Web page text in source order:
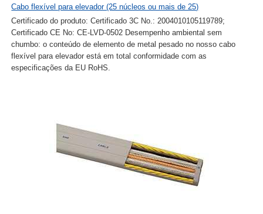
Cabo flexível para elevador (25 núcleos ou mais de 25)
Certificado do produto: Certificado 3C No.: 2004010105119789;
Certificado CE No: CE-LVD-0502 Desempenho ambiental sem
chumbo: o conteúdo de elemento de metal pesado no nosso cabo
flexível para elevador está em total conformidade com as
especificações da EU RoHS.